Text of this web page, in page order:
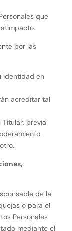
que
por las
identidad en
acreditar tal
previa
de la
o para el
Personales
mediante el